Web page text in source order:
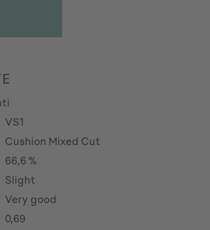
VS1
Cushion Mixed Cut
66,6 %
Slight
Very good
0,69